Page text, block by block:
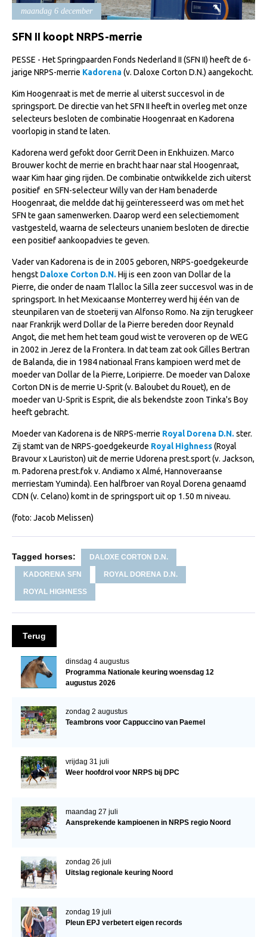
Import registratie
Informatie overschrijven paspoort
Formulier overschrijven op naam
Animal Health Regulation
Gids voor Goede Praktijken
Marktplaats
Tarievenlijst
Veel gestelde vragen
Webshop
Evenementen
NRPS Select Sale
NRPS Keuringen
Hengstenkeuring
Regionale Keuringen
Nationale Keuring
Late Veulenkeuring
Sport
Dutch Pony Championship
Evenementen
Arabian Horse Events
Arabissimo
Zoek een NRPS paard
PEDIGREE ONLINE
Fokprogramma's en registratie
Veulen registratie
Cornage
WBSFH
Dekhengsten
HENGSTEN ONLINE
Informatie Hengstenkeuring
maandag 6 december
SFN II koopt NRPS-merrie
PESSE - Het Springpaarden Fonds Nederland II (SFN II) heeft de 6-
jarige NRPS-merrie Kadorena(v. Daloxe Corton D.N.) aangekocht.
Kim Hoogenraat is met de merrie al uiterst succesvol in de
springsport. De directie van het SFN II heeft in overleg met onze
selecteurs besloten de combinatie Hoogenraat en Kadorena
voorlopig in stand te laten.
Kadorena werd gefokt door Gerrit Deen in Enkhuizen. Marco
Brouwer kocht de merrie en bracht haar naar stal Hoogenraat,
waar Kim haar ging rijden. De combinatie ontwikkelde zich uiterst
positief en SFN-selecteur Willy van der Ham benaderde
Hoogenraat, die meldde dat hij geïnteresseerd was om met het
SFN te gaan samenwerken. Daarop werd een selectiemoment
vastgesteld, waarna de selecteurs unaniem besloten de directie
een positief aankoopadvies te geven.
Vader van Kadorena is de in 2005 geboren, NRPS-goedgekeurde
hengst Daloxe Corton D.N. Hij is een zoon van Dollar de la
Pierre, die onder de naam Tlalloc la Silla zeer succesvol was in de
springsport. In het Mexicaanse Monterrey werd hij één van de
steunpilaren van de stoeterij van Alfonso Romo. Na zijn terugkeer
naar Frankrijk werd Dollar de la Pierre bereden door Reynald
Angot, die met hem het team goud wist te veroveren op de WEG
in 2002 in Jerez de la Frontera. In dat team zat ook Gilles Bertran
de Balanda, die in 1984 nationaal Frans kampioen werd met de
moeder van Dollar de la Pierre, Loripierre. De moeder van Daloxe
Corton DN is de merrie U-Sprit (v. Baloubet du Rouet), en de
moeder van U-Sprit is Esprit, die als bekendste zoon Tinka's Boy
heeft gebracht.
Moeder van Kadorena is de NRPS-merrie Royal Dorena D.N. ster.
Zij stamt van de NRPS-goedgekeurde Royal Highness(Royal
Bravour x Lauriston) uit de merrie Udorena prest.sport (v. Jackson,
m. Padorena prest.fok v. Andiamo x Almé, Hannoveraanse
merriestam Yuminda). Een halfbroer van Royal Dorena genaamd
CDN (v. Celano) komt in de springsport uit op 1.50 m niveau.
(foto: Jacob Melissen)
Tagged horses: DALOXE CORTON D.N.
KADORENA SFN ROYAL DORENA D.N.
ROYAL HIGHNESS
Terug
dinsdag 4 augustus
Programma Nationale keuring woensdag 12
augustus 2026
zondag 2 augustus
Teambrons voor Cappuccino van Paemel
vrijdag 31 juli
Weer hoofdrol voor NRPS bij DPC
maandag 27 juli
Aansprekende kampioenen in NRPS regio Noord
zondag 26 juli
Uitslag regionale keuring Noord
zondag 19 juli
Pleun EPJ verbetert eigen records